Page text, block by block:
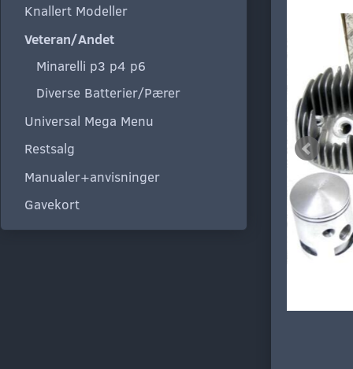
Knallert Modeller
Veteran/Andet
Minarelli p3 p4 p6
Diverse Batterier/Pærer
Universal Mega Menu
Restsalg
Manualer+anvisninger
Gavekort